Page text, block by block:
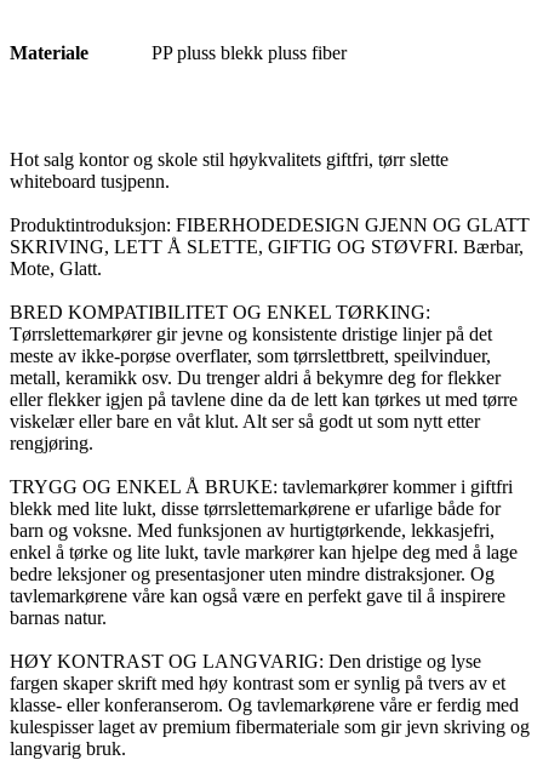
Materiale PP pluss blekk pluss fiber
Hot salg kontor og skole stil høykvalitets giftfri, tørr slette
whiteboard tusjpenn.
Produktintroduksjon: FIBERHODEDESIGN GJENN OG GLATT
SKRIVING, LETT Å SLETTE, GIFTIG OG STØVFRI. Bærbar,
Mote, Glatt.
BRED KOMPATIBILITET OG ENKEL TØRKING:
Tørrslettemarkører gir jevne og konsistente dristige linjer på det
meste av ikke-porøse overflater, som tørrslettbrett, speilvinduer,
metall, keramikk osv. Du trenger aldri å bekymre deg for flekker
eller flekker igjen på tavlene dine da de lett kan tørkes ut med tørre
viskelær eller bare en våt klut. Alt ser så godt ut som nytt etter
rengjøring.
TRYGG OG ENKEL Å BRUKE: tavlemarkører kommer i giftfri
blekk med lite lukt, disse tørrslettemarkørene er ufarlige både for
barn og voksne. Med funksjonen av hurtigtørkende, lekkasjefri,
enkel å tørke og lite lukt, tavle markører kan hjelpe deg med å lage
bedre leksjoner og presentasjoner uten mindre distraksjoner. Og
tavlemarkørene våre kan også være en perfekt gave til å inspirere
barnas natur.
HØY KONTRAST OG LANGVARIG: Den dristige og lyse
fargen skaper skrift med høy kontrast som er synlig på tvers av et
klasse- eller konferanserom. Og tavlemarkørene våre er ferdig med
kulespisser laget av premium fibermateriale som gir jevn skriving og
langvarig bruk.